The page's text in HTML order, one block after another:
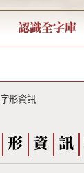
認識全字庫
線上教學
倉頡查詢
Big5查詢
問題集
字形資訊
形 資 訊